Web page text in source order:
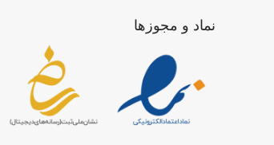
نماد و مجوزها